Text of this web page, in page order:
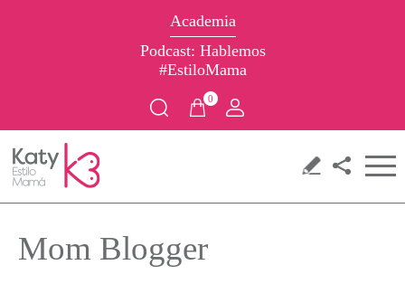
0
Academia
Podcast: Hablemos
#EstiloMama
Mom Blogger